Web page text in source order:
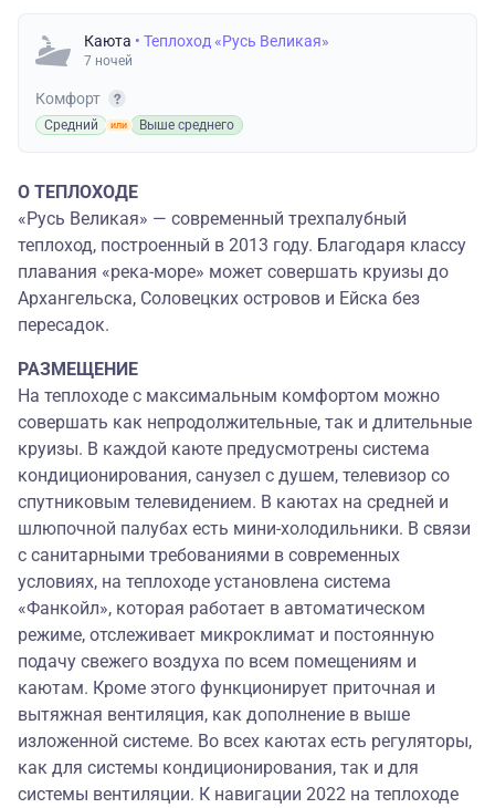
Каюта • Теплоход «Русь Великая»
7 ночей
Комфорт
Средний Выше среднего
О ТЕПЛОХОДЕ
«Русь Великая» — современный трехпалубный
теплоход, построенный в 2013 году. Благодаря классу
плавания «река-море» может совершать круизы до
Архангельска, Соловецких островов и Ейска без
пересадок.
РАЗМЕЩЕНИЕ
На теплоходе с максимальным комфортом можно
совершать как непродолжительные, так и длительные
круизы. В каждой каюте предусмотрены система
кондиционирования, санузел с душем, телевизор со
спутниковым телевидением. В каютах на средней и
шлюпочной палубах есть мини-холодильники. В связи
с санитарными требованиями в современных
условиях, на теплоходе установлена система
«Фанкойл», которая работает в автоматическом
режиме, отслеживает микроклимат и постоянную
подачу свежего воздуха по всем помещениям и
каютам. Кроме этого функционирует приточная и
вытяжная вентиляция, как дополнение в выше
изложенной системе. Во всех каютах есть регуляторы,
как для системы кондиционирования, так и для
системы вентиляции. К навигации 2022 на теплоходе